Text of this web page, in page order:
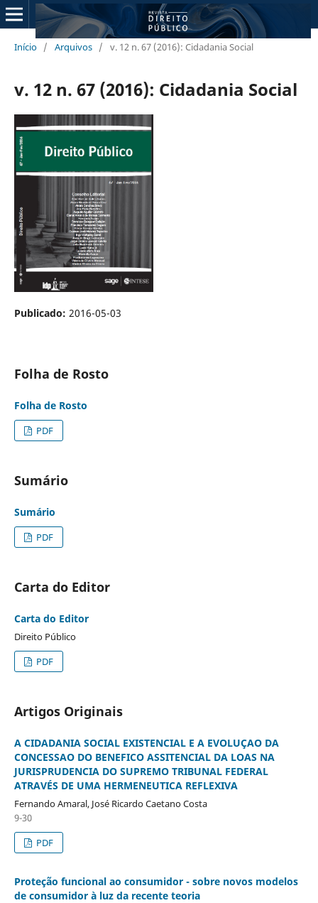
Início / Arquivos / v. 12 n. 67 (2016): Cidadania Social
v. 12 n. 67 (2016): Cidadania Social
Publicado: 2016-05-03
Folha de Rosto
Folha de Rosto
PDF
Sumário
Sumário
PDF
Carta do Editor
Carta do Editor
Direito Público
PDF
Artigos Originais
A CIDADANIA SOCIAL EXISTENCIAL E A EVOLUÇAO DA
CONCESSAO DO BENEFICO ASSITENCIAL DA LOAS NA
JURISPRUDENCIA DO SUPREMO TRIBUNAL FEDERAL
ATRAVÉS DE UMA HERMENEUTICA REFLEXIVA
Fernando Amaral, José Ricardo Caetano Costa
9-30
PDF
Proteção funcional ao consumidor - sobre novos modelos
de consumidor à luz da recente teoria